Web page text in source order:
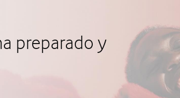
preparado y